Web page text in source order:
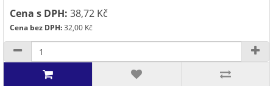
Cena s DPH: 38,72 Kč
Cena bez DPH:32,00 Kč